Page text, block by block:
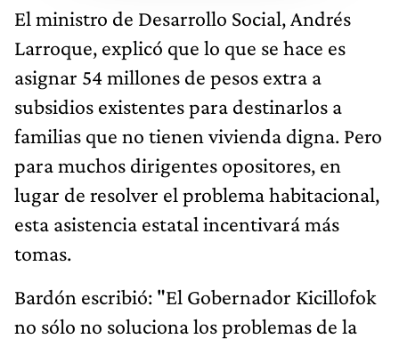
El ministro de Desarrollo Social, Andrés
Larroque, explicó que lo que se hace es
asignar 54 millones de pesos extra a
subsidios existentes para destinarlos a
familias que no tienen vivienda digna. Pero
para muchos dirigentes opositores, en
lugar de resolver el problema habitacional,
esta asistencia estatal incentivará más
tomas.
Bardón escribió: "El Gobernador Kicillofok
no sólo no soluciona los problemas de la